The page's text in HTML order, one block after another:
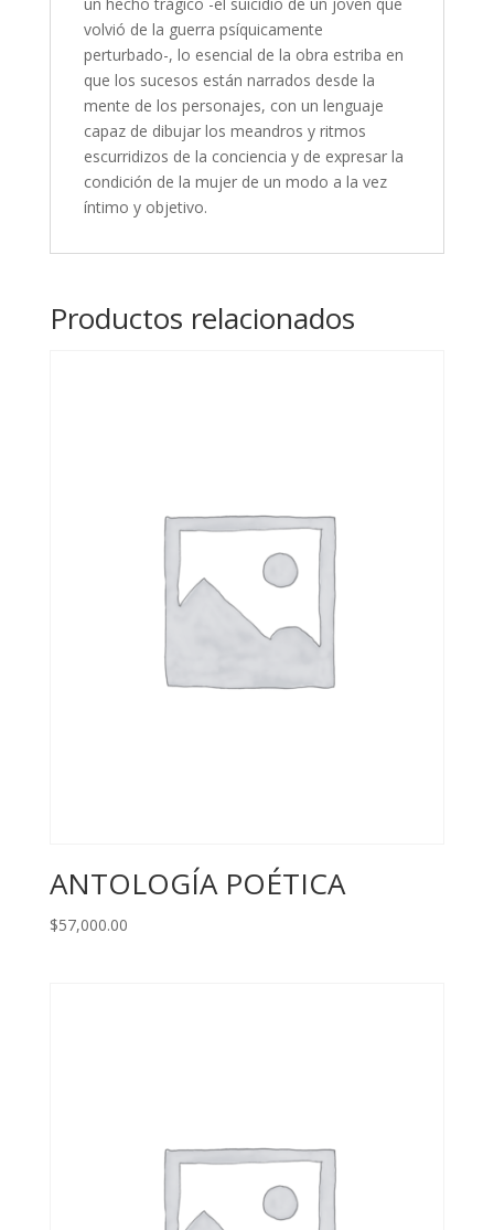
un hecho trágico -el suicidio de un joven que
volvió de la guerra psíquicamente
perturbado-, lo esencial de la obra estriba en
que los sucesos están narrados desde la
mente de los personajes, con un lenguaje
capaz de dibujar los meandros y ritmos
escurridizos de la conciencia y de expresar la
condición de la mujer de un modo a la vez
íntimo y objetivo.
Productos relacionados
ANTOLOGÍA POÉTICA
$57,000.00